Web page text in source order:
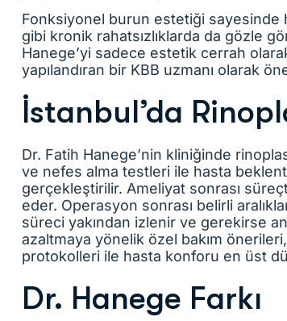
Fonksiyonel burun estetiği sayesinde
gibi kronik rahatsızlıklarda da gözle
Hanege’yi sadece estetik cerrah
yapılandıran bir KBB uzmanı olarak
İstanbul’da
Dr. Fatih Hanege’nin kliniğinde
ve nefes alma testleri ile hasta
gerçekleştirilir. Ameliyat sonrası
eder. Operasyon sonrası belirli
süreci yakından izlenir ve gerekirse
azaltmaya yönelik özel bakım
protokolleri ile hasta konforu en üst
Dr. Hanege Farkı